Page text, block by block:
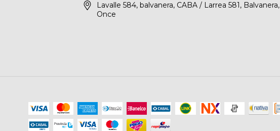
Lavalle 584, balvanera, CABA / Larrea 581, Balvanera,
Once